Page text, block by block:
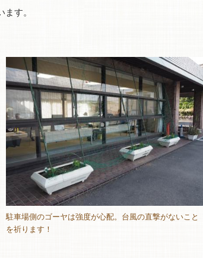
す。
駐車場側のゴーヤは強度が心配。台風の直撃がないこと
を祈ります！